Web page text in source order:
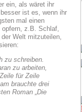
ein, als wäret ihr
ist es, wenn ihr
mal einen
opfern, z.B. Schlaf,
Welt mitzuteilen,
zu schreiben.
zu arbeiten,
für Zeile
brauchte drei
Roman „Die